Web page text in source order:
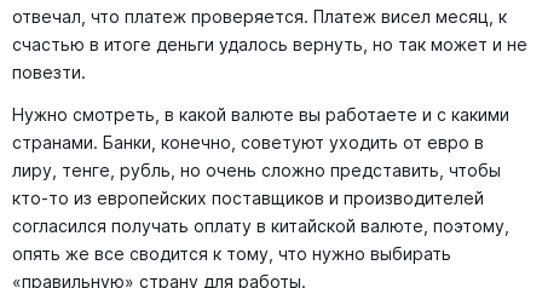
отвечал, что платеж проверяется. Платеж висел месяц, к
счастью в итоге деньги удалось вернуть, но так может и не
повезти.
Нужно смотреть, в какой валюте вы работаете и с какими
странами. Банки, конечно, советуют уходить от евро в
лиру, тенге, рубль, но очень сложно представить, чтобы
кто-то из европейских поставщиков и производителей
согласился получать оплату в китайской валюте, поэтому,
опять же все сводится к тому, что нужно выбирать
«правильную» страну для работы.